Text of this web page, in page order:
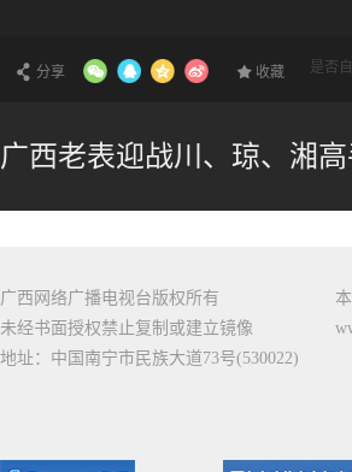
分享 收藏 是否
广西老表迎战川、琼、湘
广西网络广播电视台版权所有
未经书面授权禁止复制或建立镜像
地址：中国南宁市民族大道73号(530022)